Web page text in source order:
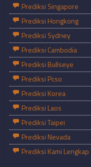
Prediksi Singapore
Prediksi Hongkong
Prediksi Sydney
Prediksi Cambodia
Prediksi Bullseye
Prediksi Pcso
Prediksi Korea
Prediksi Laos
Prediksi Taipei
Prediksi Nevada
Prediksi Kami Lengkap